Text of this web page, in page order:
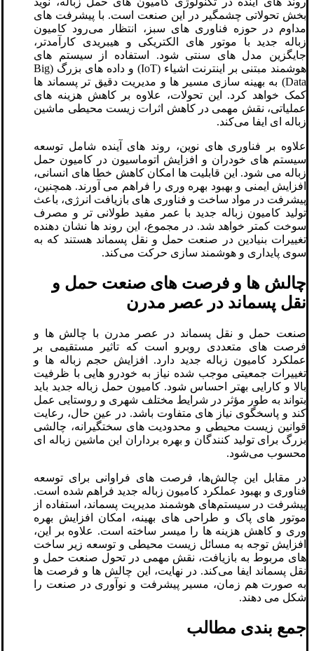
بخش تحولاتی چشمگیر در این صنعت است. با پیشرفت ‌های
مداوم در حوزه فناوری‌ های سبز، انتظار می‌رود کامیون
زباله جدید با موتور های الکتریکی و هیبریدی کارآمدتر،
جایگزین مدل‌ های سنتی شود. استفاده از سیستم ‌های
هوشمند مبتنی بر اینترنت اشیاء (IoT) و داده‌ های بزرگ (Big
Data) به بهینه ‌سازی مسیر ها و مدیریت دقیق ‌تر پسماند ها
کمک خواهد کرد. این تحولات، علاوه بر کاهش هزینه‌ های
عملیاتی، نقش مهمی در کاهش اثرات زیست‌ محیطی ماشین
زباله‌ ای ایفا می‌کند.
علاوه بر فناوری ‌های نوین، روند های آینده شامل توسعه
سیستم‌ های خودران و افزایش اتوماسیون در کامیون حمل
زباله می‌ شود. این قابلیت‌ ها امکان کاهش خطا های انسانی،
افزایش ایمنی و بهبود بهره‌ وری را فراهم می‌ آورند. همچنین،
پیشرفت در مواد ساخت و فناوری ‌های بازیافت انرژی، باعث
تولید کامیون زباله جدید با عمر مفید طولانی ‌تر و مصرف
سوخت کمتر خواهد شد. در مجموع، این روند ها نشان‌ دهنده
تغییرات بنیادین در صنعت حمل و نقل پسماند هستند که به
سوی پایداری و هوشمند سازی حرکت می‌کند.
چالش‌ ها و فرصت ‌های صنعت حمل و
نقل پسماند در عصر مدرن
صنعت حمل و نقل پسماند در عصر مدرن با چالش ‌ها و
فرصت‌ های متعددی روبرو است که تاثیر مستقیمی بر
عملکرد کامیون زباله جدید دارد. افزایش حجم زباله ‌ها و
تغییرات جمعیتی موجب شده نیاز به خودرو هایی با ظرفیت
بالا و کارایی بهتر احساس شود. کامیون حمل زباله جدید باید
بتواند به طور مؤثر در شرایط مختلف شهری و روستایی عمل
کند و پاسخگوی نیاز های متفاوت باشد. در عین حال، رعایت
قوانین زیست‌ محیطی و محدودیت ‌های سختگیرانه، چالشی
بزرگ برای تولید کنندگان و بهره ‌برداران این ماشین زباله ‌ای
محسوب می‌شود.
در مقابل این چالش‌ها، فرصت ‌های فراوانی برای توسعه
فناوری و بهبود عملکرد کامیون زباله جدید فراهم شده است.
پیشرفت در سیستم‌های هوشمند مدیریت پسماند، استفاده از
موتور های پاک و طراحی‌ های بهینه، امکان افزایش بهره
‌وری و کاهش هزینه‌ ها را میسر ساخته است. علاوه بر این،
افزایش توجه به مسائل زیست‌ محیطی و توسعه زیر ساخت
‌های مربوط به بازیافت، نقش مهمی در تحول صنعت حمل و
نقل پسماند ایفا می‌کند. در نهایت، این چالش ‌ها و فرصت‌ ها
به صورت هم ‌زمان، مسیر پیشرفت و نوآوری در صنعت را
شکل می‌ دهند.
جمع بندی مطالب